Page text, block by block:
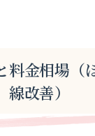
料金相場（
線改善）